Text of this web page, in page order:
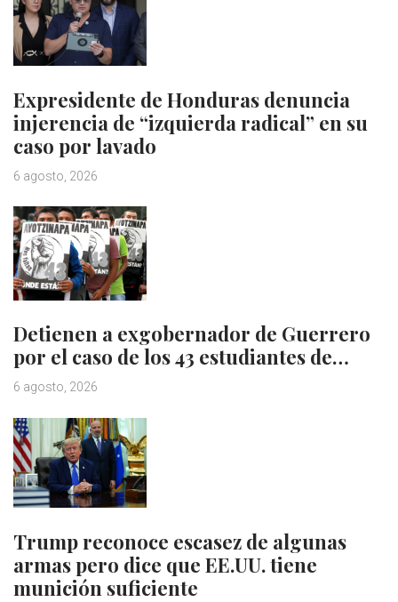
Expresidente de Honduras denuncia
injerencia de “izquierda radical” en su
caso por lavado
6 agosto, 2026
Detienen a exgobernador de Guerrero
por el caso de los 43 estudiantes de…
6 agosto, 2026
Trump reconoce escasez de algunas
armas pero dice que EE.UU. tiene
munición suficiente